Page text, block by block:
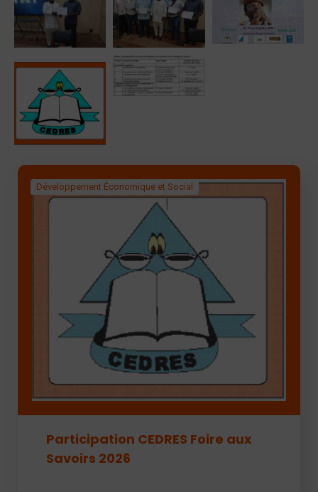
Développement Économique et Social
Participation CEDRES Foire aux
Savoirs 2026